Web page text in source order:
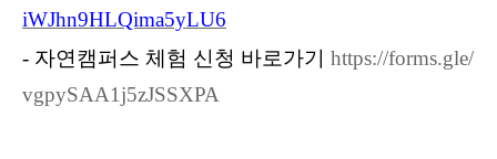
iWJhn9HLQima5yLU6
- 자연캠퍼스 체험 신청 바로가기 https://forms.gle/
vgpySAA1j5zJSSXPA